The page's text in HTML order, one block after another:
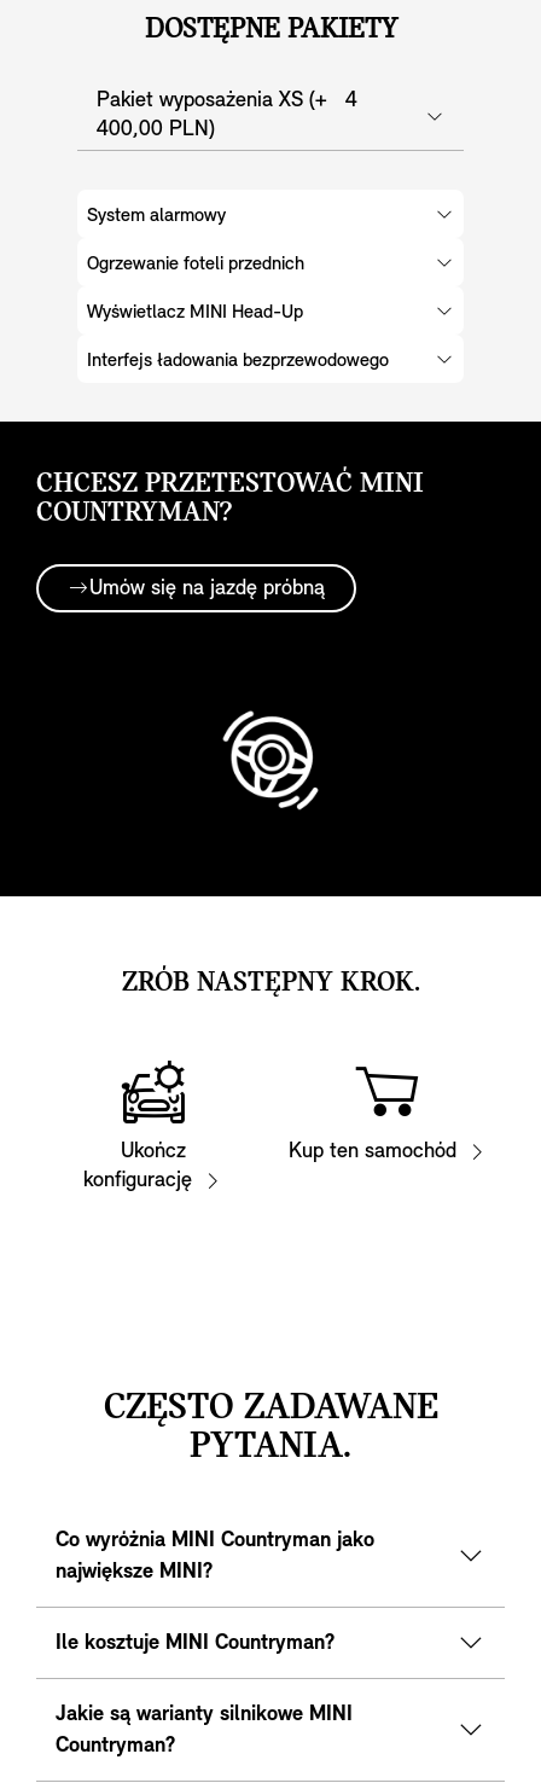
DOSTĘPNE PAKIETY
Pakiet wyposażenia XS (+ 4
400,00 PLN)
System alarmowy
Ogrzewanie foteli przednich
Wyświetlacz MINI Head-Up
Interfejs ładowania bezprzewodowego
CHCESZ PRZETESTOWAĆ MINI
COUNTRYMAN?
Umów się na jazdę próbną
ZRÓB NASTĘPNY KROK.
Ukończ
konfigurację
Kup ten samochód
CZĘSTO ZADAWANE
PYTANIA.
Co wyróżnia MINI Countryman jako
największe MINI?
Ile kosztuje MINI Countryman?
Jakie są warianty silnikowe MINI
Countryman?